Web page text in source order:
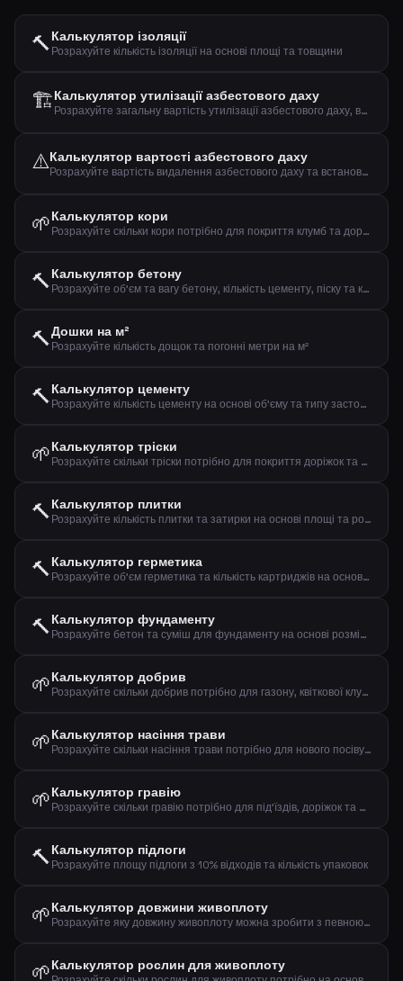
🔨Калькулятор ізоляції
Розрахуйте кількість ізоляції на основі площі та товщини
🏗️Калькулятор утилізації азбестового даху
Розрахуйте загальну вартість утилізації азбестового даху, включаючи демонтаж, транспортування та захоронення.
⚠️Калькулятор вартості азбестового даху
Розрахуйте вартість видалення азбестового даху та встановлення нового
🌱Калькулятор кори
Розрахуйте скільки кори потрібно для покриття клумб та доріжок
🔨Калькулятор бетону
Розрахуйте об'єм та вагу бетону, кількість цементу, піску та каменю
🔨Дошки на м²
Розрахуйте кількість дощок та погонні метри на м²
🔨Калькулятор цементу
Розрахуйте кількість цементу на основі об'єму та типу застосування
🌱Калькулятор тріски
Розрахуйте скільки тріски потрібно для покриття доріжок та клумб
🔨Калькулятор плитки
Розрахуйте кількість плитки та затирки на основі площі та розміру плитки
🔨Калькулятор герметика
Розрахуйте об'єм герметика та кількість картриджів на основі розмірів шва
🔨Калькулятор фундаменту
Розрахуйте бетон та суміш для фундаменту на основі розмірів
🌱Калькулятор добрив
Розрахуйте скільки добрив потрібно для газону, квіткової клумби або городу
🌱Калькулятор насіння трави
Розрахуйте скільки насіння трави потрібно для нового посіву або підсіву газону
🌱Калькулятор гравію
Розрахуйте скільки гравію потрібно для під'їздів, доріжок та дренажних шарів
🔨Калькулятор підлоги
Розрахуйте площу підлоги з 10% відходів та кількість упаковок
🌱Калькулятор довжини живоплоту
Розрахуйте яку довжину живоплоту можна зробити з певною кількістю рослин та відстанню
🌱Калькулятор рослин для живоплоту